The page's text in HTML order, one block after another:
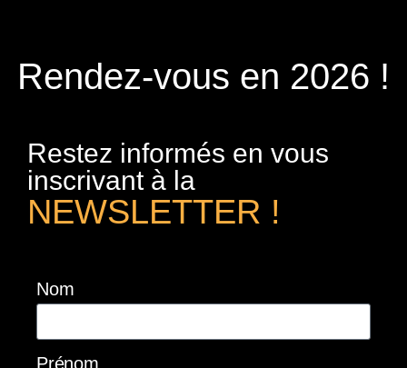
Rendez-vous en 2026 !
Restez informés en vous
inscrivant à la
NEWSLETTER !
Nom
Prénom